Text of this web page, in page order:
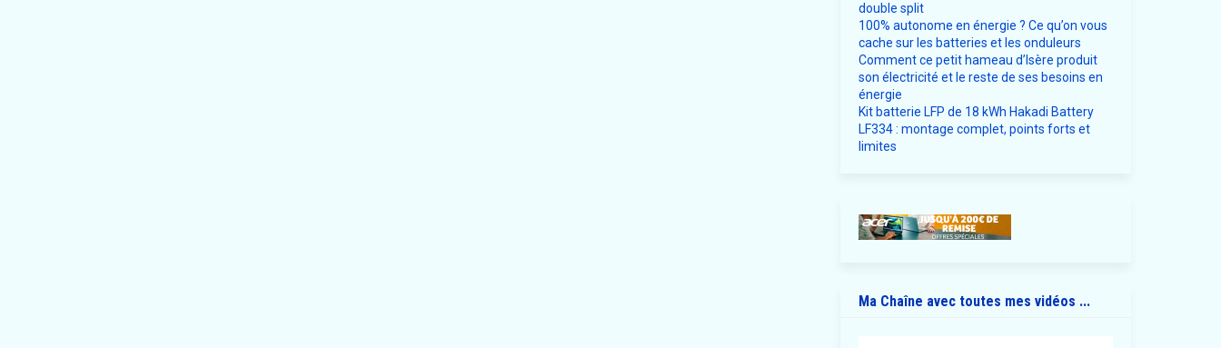
double split
100% autonome en énergie ? Ce qu’on vous
cache sur les batteries et les onduleurs
Comment ce petit hameau d’Isère produit
son électricité et le reste de ses besoins en
énergie
Kit batterie LFP de 18 kWh Hakadi Battery
LF334 : montage complet, points forts et
limites
Ma Chaîne avec toutes mes vidéos ...